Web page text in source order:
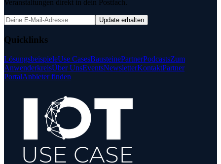
Veranstaltungen direkt in dein Postfach.
Update erhalten
Quicklinks
LösungsbeispieleUse CasesBausteinePartnerPodcastsZum
AnwenderkreisÜber UnsEventsNewsletterKontaktPartner
PortalAnbieter finden